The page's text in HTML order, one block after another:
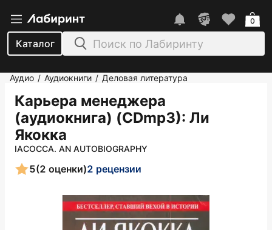
Каталог
0
Аудио / Аудиокниги / Деловая литература
Карьера менеджера
(аудиокнига) (CDmp3): Ли
Якокка
IACOCCA. AN AUTOBIOGRAPHY
5(2 оценки)2 рецензии